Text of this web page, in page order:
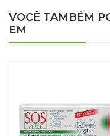
VOCÊ TAMBÉM
EM